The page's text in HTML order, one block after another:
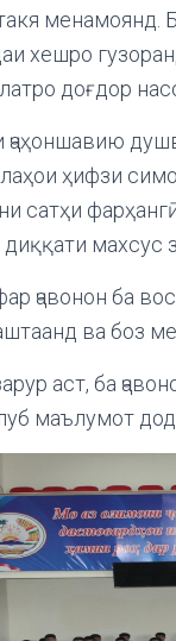
менамоянд.
хешро
доғдор
ҳифзи
сатҳи
диққати
ҷавонон ба
ва боз
аст, ба
маълумот